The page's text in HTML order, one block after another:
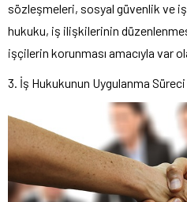
sözleşmeleri, sosyal güvenlik ve
hukuku, iş ilişkilerinin
işçilerin korunması amacıyla var
3. İş Hukukunun Uygulanma